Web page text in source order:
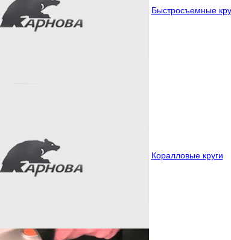
Быстросъемные
Коралловые круги